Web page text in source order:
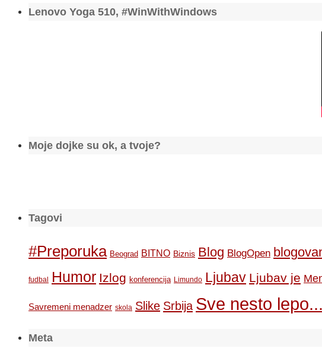
Lenovo Yoga 510, #WinWithWindows
Moje dojke su ok, a tvoje?
Tagovi
#Preporuka Beograd BITNO Biznis Blog BlogOpen
fudbal Humor Izlog konferencija Limundo Ljubav Ljubav je
Savremeni menadzer skola Slike Srbija Sve nesto lepo...
Meta